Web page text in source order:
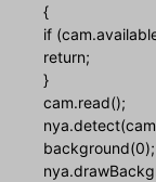
{
if
return;
}
cam.read();
background(0);